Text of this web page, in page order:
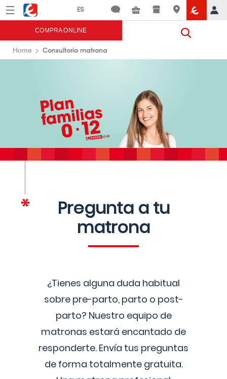
Menú Eroski
COMPRA ONLINE
Home Consultorio matrona
Pregunta a tu
matrona
¿Tienes alguna duda habitual
sobre pre-parto, parto o post-
parto? Nuestro equipo de
matronas estará encantado de
responderte. Envía tus preguntas
de forma totalmente gratuita.